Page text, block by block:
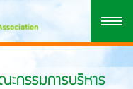
ะกรรมการบริหาร